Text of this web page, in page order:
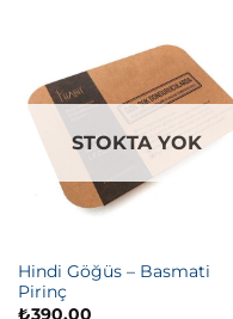
STOKTA YOK
Hindi Göğüs – Basmati
Pirinç
₺390,00